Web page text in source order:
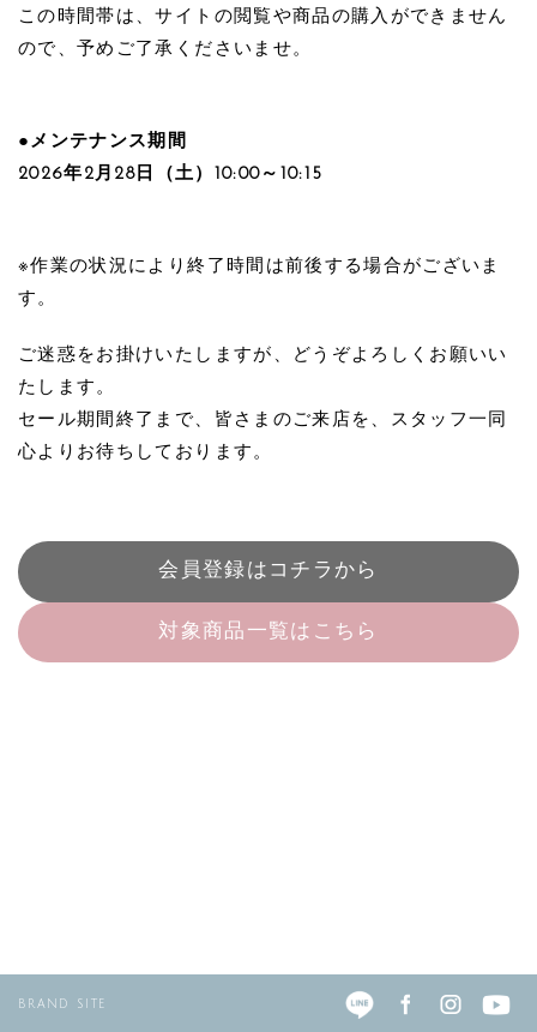
この時間帯は、サイトの閲覧や商品の購入ができません
ので、予めご了承くださいませ。
●メンテナンス期間
2026年2月28日（土）10:00～10:15
※作業の状況により終了時間は前後する場合がございま
す。
ご迷惑をお掛けいたしますが、どうぞよろしくお願いい
たします。
セール期間終了まで、皆さまのご来店を、スタッフ一同
心よりお待ちしております。
会員登録はコチラから
対象商品一覧はこちら
BRAND SITE